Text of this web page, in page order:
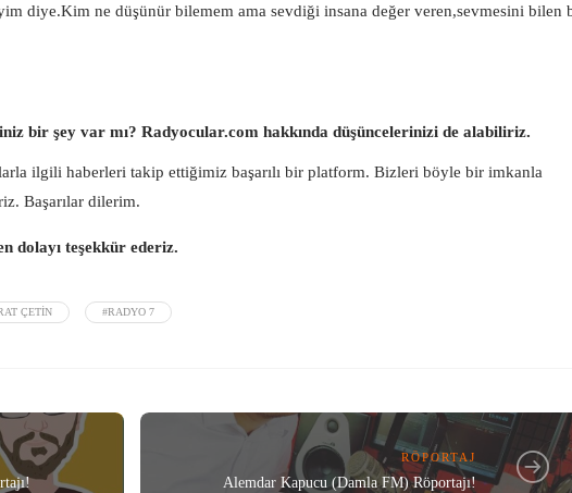
diye.Kim ne düşünür bilemem ama sevdiği insana değer veren,sevmesini bilen
bir şey var mı? Radyocular.com hakkında düşüncelerinizi de alabiliriz.
ilgili haberleri takip ettiğimiz başarılı bir platform. Bizleri böyle bir imkanla
Başarılar dilerim.
dolayı teşekkür ederiz.
ÇETIN #RADYO 7
RÖPORTAJ
Alemdar Kapucu (Damla FM) Röportajı!